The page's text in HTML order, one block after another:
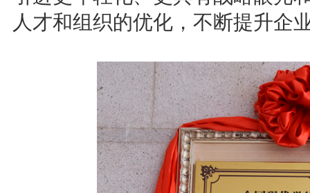
人才和组织的优化，不断提升企